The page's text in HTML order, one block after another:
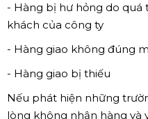
- Hàng bị hư hỏng do quá
khách của công ty
- Hàng giao không đúng
- Hàng giao bị thiếu
Nếu phát hiện những
lòng không nhận hàng và